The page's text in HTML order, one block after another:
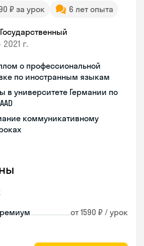
₽ за урок 6 лет опыта
2021 г.
о профессиональной
по иностранным языкам
в университете Германии по
коммуникативному
от 1590 ₽ / урок